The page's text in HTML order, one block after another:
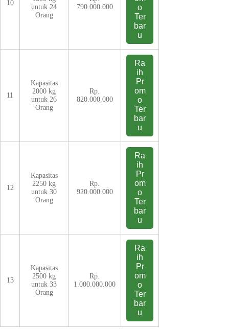
10
untuk 24
Orang
790.000.000
o
Ter
bar
u
11
Kapasitas
2000 kg
untuk 26
Orang
Rp.
820.000.000
Ra
ih
Pr
om
o
Ter
bar
u
12
Kapasitas
2250 kg
untuk 30
Orang
Rp.
920.000.000
Ra
ih
Pr
om
o
Ter
bar
u
13
Kapasitas
2500 kg
untuk 33
Orang
Rp.
1.000.000.000
Ra
ih
Pr
om
o
Ter
bar
u